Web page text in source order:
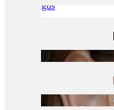
Tragus